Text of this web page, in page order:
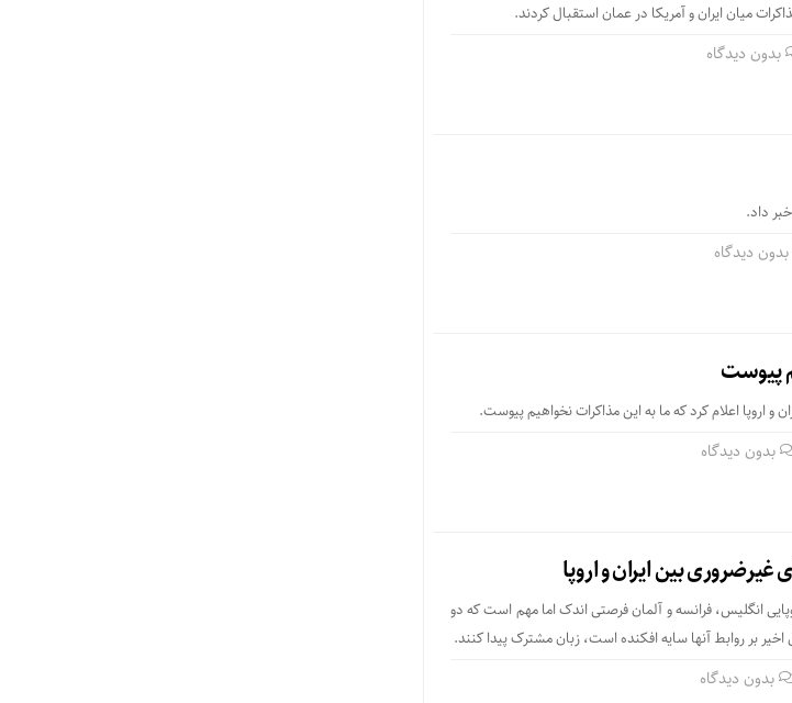
میان ایران و آمریکا در عمان استقبال کردند.
بدون دیدگاه
داد.
بدون دیدگاه
پیوست
اروپا اعلام کرد که ما به این مذاکرات نخواهیم پیوست.
بدون دیدگاه
بین ایران و اروپا
انگلیس، فرانسه و آلمان فرصتی اندک اما مهم است که دو
روابط آنها سایه افکنده است، زبان مشترک پیدا کنند.
بدون دیدگاه